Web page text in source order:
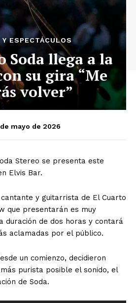
Y ESPECTÁCULOS
Soda llega a la
su gira “Me
volver”
mayo de 2026
Stereo se presenta este
Elvis Bar.
cantante y guitarrista de El Cuarto
que presentarán es muy
duración de dos horas y contará
aclamadas por el público.
un comienzo, decidieron
purista posible el sonido, el
de Soda.